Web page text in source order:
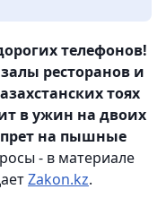
телефонов!
ресторанов и
тоях
в ужин на двоих
на пышные
- в материале
Zakon.kz.